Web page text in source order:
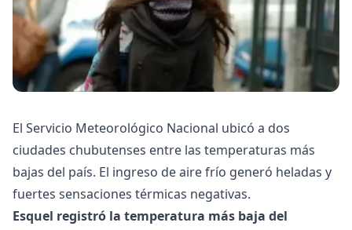
El Servicio Meteorológico Nacional ubicó a dos
ciudades chubutenses entre las temperaturas más
bajas del país. El ingreso de aire frío generó heladas y
fuertes sensaciones térmicas negativas.
Esquel registró la temperatura más baja del